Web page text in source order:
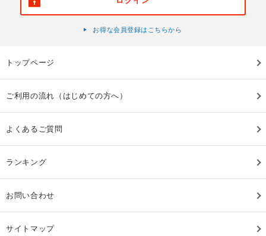
お得な会員登録はこちらから
トップページ
ご利用の流れ（はじめての方へ）
よくあるご質問
ランキング
お問い合わせ
サイトマップ